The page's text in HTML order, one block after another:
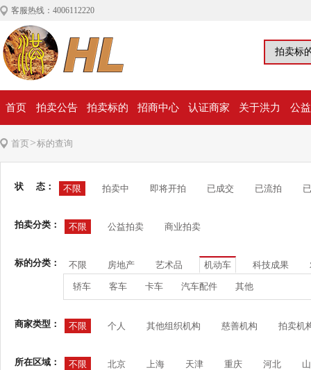
客服热线：4006112220
首页 拍卖公告 拍卖标的 招商中心 认证商家 关于洪力 公
首页>标的查询
状 态： 不限 拍卖中 即将开拍 已成交 已流拍
拍卖分类： 不限 公益拍卖 商业拍卖
标的分类： 不限 房地产 艺术品 机动车 科技成果
轿车 客车 卡车 汽车配件 其他
商家类型： 不限 个人 其他组织机构 慈善机构 拍卖机
所在区域： 不限 北京 上海 天津 重庆 河北